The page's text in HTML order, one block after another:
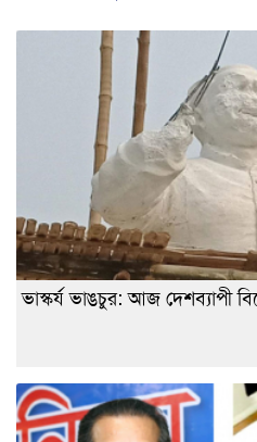
ভাস্কর্য ভাঙচুর: আজ দেশব্যাপী